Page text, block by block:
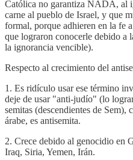
Católica no garantiza NADA, al
carne al pueblo de Israel, y que
formal, porque adhieren en la fe
que lograron conocerle debido a
la ignorancia vencible).
Respecto al crecimiento del
1. Es ridículo usar ese término
deje de usar "anti-judío" (lo
semitas (descendientes de
árabe, es antisemita.
2. Crece debido al genocidio en
Iraq, Siria, Yemen, Irán.